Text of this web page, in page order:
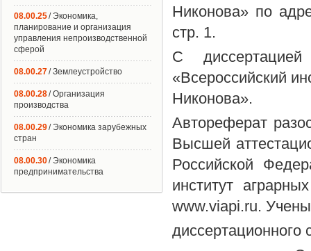
Никонова» по
стр. 1.
С
«Всероссийский
Никонова».
Автореферат
Высшей
Российской
институт
www.viapi.ru.
диссертационного
08.00.25/ Экономика,
планирование и организация
управления непроизводственной
сферой
08.00.27/ Землеустройство
08.00.28/ Организация
производства
08.00.29/ Экономика зарубежных
стран
08.00.30/ Экономика
предпринимательства